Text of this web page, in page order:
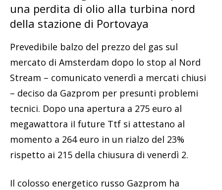
una perdita di olio alla turbina nord
della stazione di Portovaya
Prevedibile balzo del prezzo del gas sul
mercato di Amsterdam dopo lo stop al Nord
Stream – comunicato venerdì a mercati chiusi
– deciso da Gazprom per presunti problemi
tecnici. Dopo una apertura a 275 euro al
megawattora iI future Ttf si attestano al
momento a 264 euro in un rialzo del 23%
rispetto ai 215 della chiusura di venerdì 2.
Il colosso energetico russo Gazprom ha